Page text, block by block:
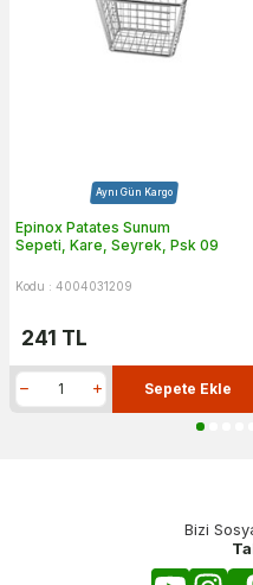
Aynı Gün Kargo
Epinox Patates Sunum
Sepeti, Kare, Seyrek, Psk 09
Kodu : 4004031209
241 TL
Sepete Ekle
Bizi